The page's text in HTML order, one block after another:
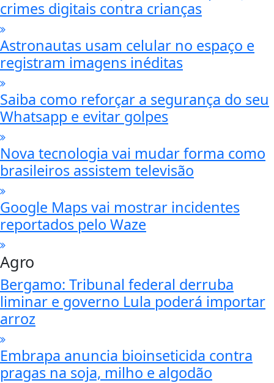
crimes digitais contra crianças
Astronautas usam celular no espaço e
registram imagens inéditas
Saiba como reforçar a segurança do seu
Whatsapp e evitar golpes
Nova tecnologia vai mudar forma como
brasileiros assistem televisão
Google Maps vai mostrar incidentes
reportados pelo Waze
Agro
Bergamo: Tribunal federal derruba
liminar e governo Lula poderá importar
arroz
Embrapa anuncia bioinseticida contra
pragas na soja, milho e algodão